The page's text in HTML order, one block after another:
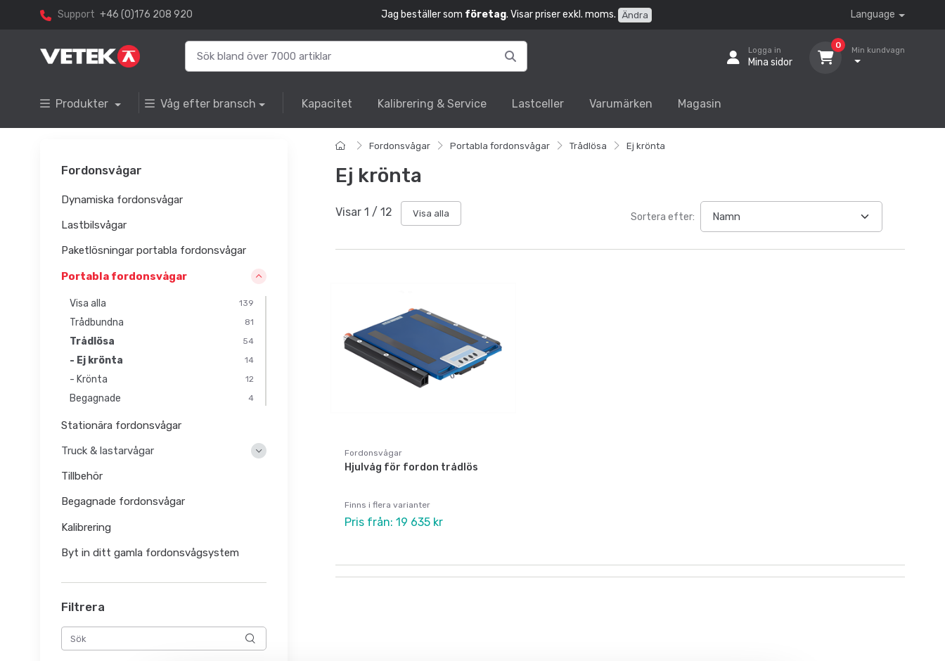
Support +46 (0)176 208 920 Jag beställer som företag. Visar priser exkl. moms. Ändra Language
Logga in
Mina sidor
0
Min kundvagn
Produkter Våg efter bransch Kapacitet Kalibrering & Service Lastceller Varumärken Magasin
Fordonsvågar
Dynamiska fordonsvågar
Lastbilsvågar
Paketlösningar portabla fordonsvågar
Portabla fordonsvågar
Visa alla 139
Trådbundna 81
Trådlösa 54
- Ej krönta 14
- Krönta 12
Begagnade 4
Stationära fordonsvågar
Truck & lastarvågar
Tillbehör
Begagnade fordonsvågar
Kalibrering
Byt in ditt gamla fordonsvågsystem
Filtrera
Fordonsvågar Portabla fordonsvågar Trådlösa Ej krönta
Ej krönta
Visar 1 / 12 Visa alla Sortera efter:
Fordonsvågar
Hjulvåg för fordon trådlös
Finns i flera varianter
Pris från: 19 635 kr